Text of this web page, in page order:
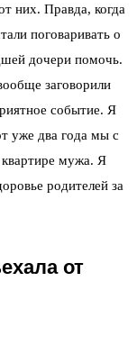
них. Правда, когда
поговаривать о
дочери помочь.
заговорили
событие. Я
уже два года мы с
мужа. Я
родителей за
от